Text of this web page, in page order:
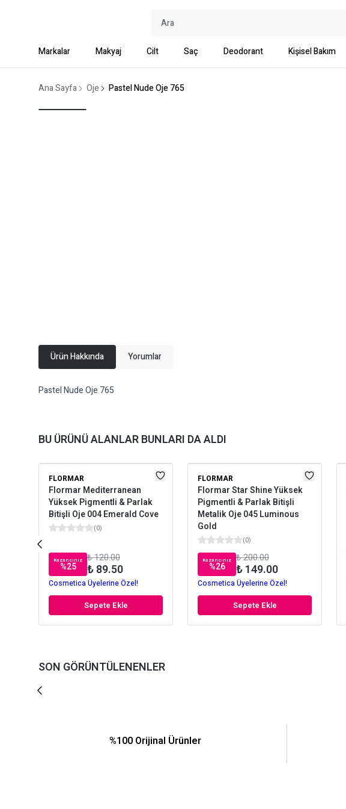
Markalar Makyaj Cilt Saç Deodorant Kişisel Bakım
Ana Sayfa Oje Pastel Nude Oje 765
Ürün Hakkında Yorumlar
Pastel Nude Oje 765
BU ÜRÜNÜ ALANLAR BUNLARI DA ALDI
FLORMAR
Flormar Mediterranean
Yüksek Pigmentli & Parlak
Bitişli Oje 004 Emerald Cove
(0)
Kazancınız
%25
₺ 120.00
₺ 89.50
Cosmetica Üyelerine Özel!
Sepete Ekle
FLORMAR
Flormar Star Shine Yüksek
Pigmentli & Parlak Bitişli
Metalik Oje 045 Luminous
Gold
(0)
Kazancınız
%26
₺ 200.00
₺ 149.00
Cosmetica Üyelerine Özel!
Sepete Ekle
SON GÖRÜNTÜLENENLER
%100 Orijinal Ürünler